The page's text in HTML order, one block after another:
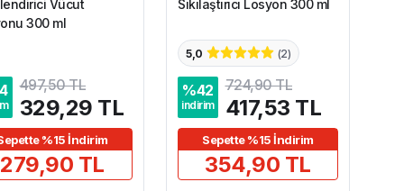
Vücut
300 ml
497,50 TL
329,29 TL
%15 İndirim
279,90 TL
Sıkılaştırıcı Losyon 300 ml
5,0 (2)
%42
indirim
724,90 TL
417,53 TL
Sepette %15 İndirim
354,90 TL